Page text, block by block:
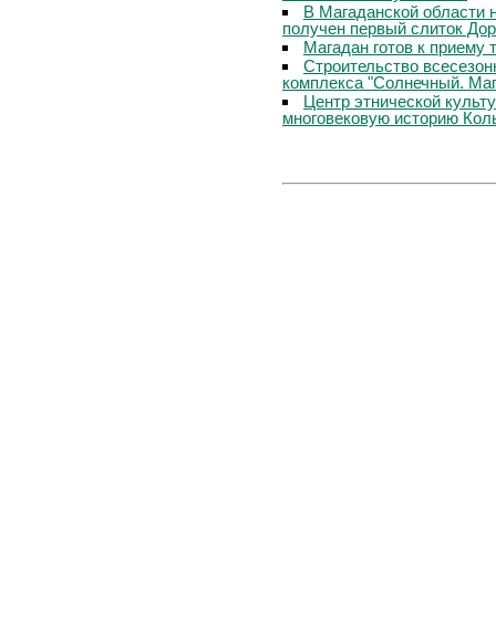
В Магаданской области
получен первый слиток
Магадан готов к приему
Строительство
комплекса "Солнечный.
Центр этнической
многовековую историю